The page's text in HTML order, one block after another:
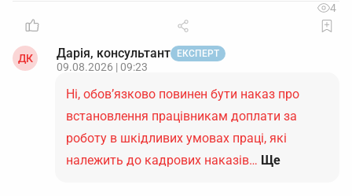
1. Критично вкластися в строк до 10.08.2026.
Органи орієнтуються саме на дату надходження
затягуються, варто мати резервний канал подання
(паперовий або електронною поштою з КЕП на
орган, який надавав статус).
2. Середня зарплата і відсутність боргів
4
ДК Дарія, консультант ЕКСПЕРТ
09.08.2026 | 09:23
Ні, обов’язково повинен бути наказ про
встановлення працівникам доплати за
роботу в шкідливих умовах праці, які
належить до кадрових наказів… Ще